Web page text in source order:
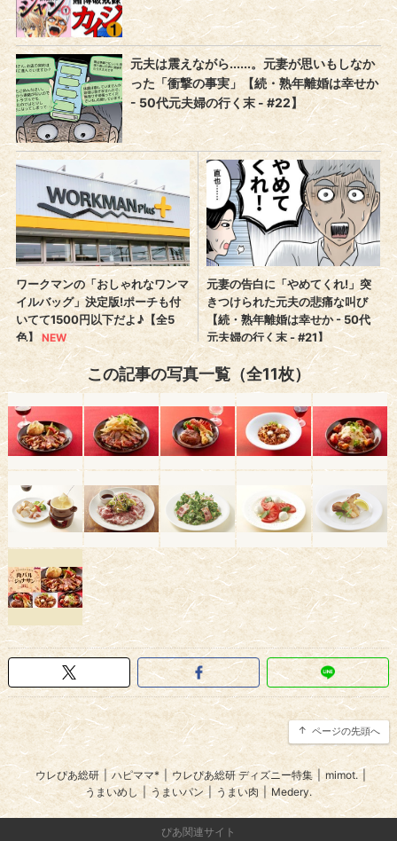
この記事の写真一覧（全11枚）
ページの先頭へ
ウレぴあ総研 | ハピママ* ウレぴあ総研 ディズニー特集 | mimot. |
うまいめし
うまいパン | うまい肉 | Medery.
ぴあ関連サイト